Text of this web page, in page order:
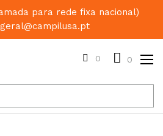
para rede fixa nacional)
geral@campilusa.pt
0 0